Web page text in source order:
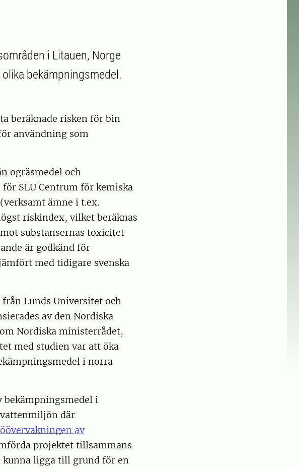
i Litauen, Norge
bekämpningsmedel.
beräknade risken för bin
användning som
ogräsmedel och
SLU Centrum för kemiska
ämne i t.ex.
riskindex, vilket beräknas
substansernas toxicitet
är godkänd för
med tidigare svenska
Lunds Universitet och
av den Nordiska
Nordiska ministerrådet,
med studien var att öka
i norra
i
där
av
projektet tillsammans
kunna ligga till grund för en